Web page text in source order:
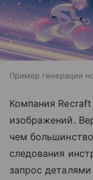
Пример генерации
Компания Recraft
изображений.
чем
следования
запрос